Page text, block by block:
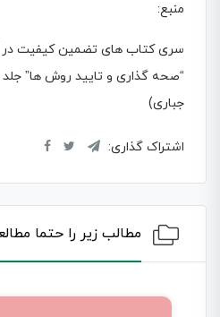
منبع:
سری کتاب های تضمین کیفیت در
جباری)
اشتراک گذاری:
مطالب زیر را حتما